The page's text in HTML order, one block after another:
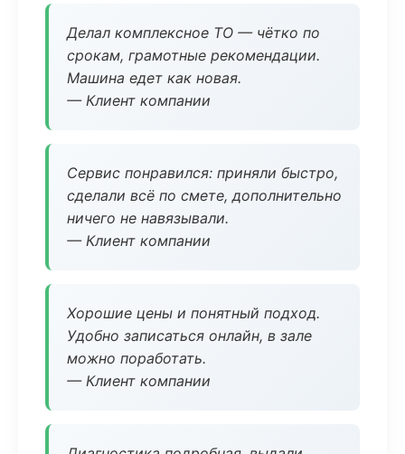
Делал комплексное ТО — чётко по
срокам, грамотные рекомендации.
Машина едет как новая.
— Клиент компании
Сервис понравился: приняли быстро,
сделали всё по смете, дополнительно
ничего не навязывали.
— Клиент компании
Хорошие цены и понятный подход.
Удобно записаться онлайн, в зале
можно поработать.
— Клиент компании